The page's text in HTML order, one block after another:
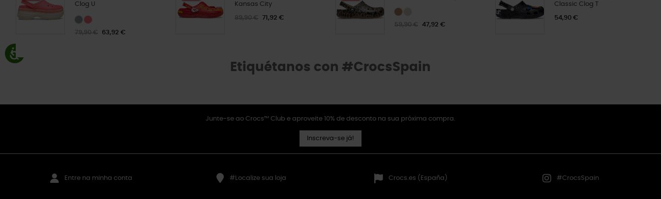
Clog U
79,90 € 63,92 €
Kansas City
89,90 € 71,92 €
59,90 € 47,92 €
Classic Clog T
54,90 €
Etiquétanos con #CrocsSpain
Junte-se ao Crocs™ Club e aproveite 10% de desconto na sua próxima compra.
Inscreva-se já!
Entre na minha conta #Localize sua loja Crocs.es (España) #CrocsSpain